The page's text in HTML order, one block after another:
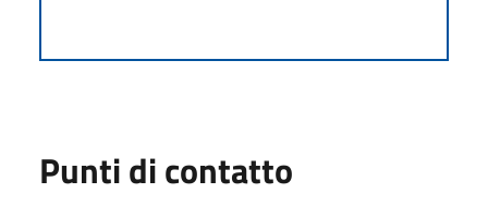
Punti di contatto